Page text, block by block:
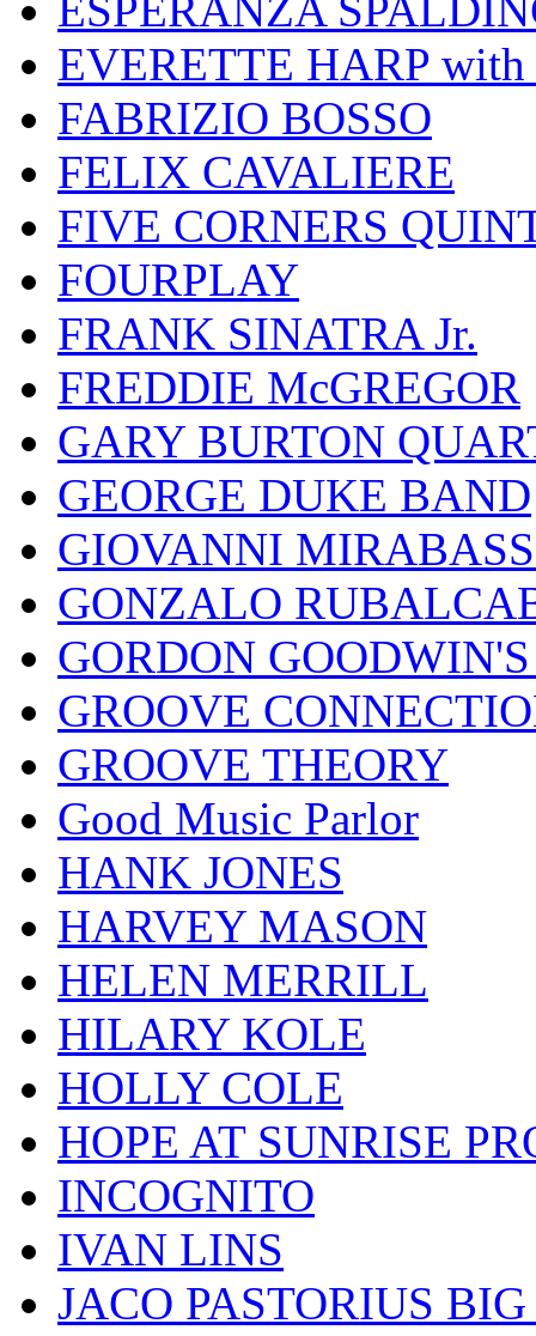
ESPERANZA
EVERETTE HARP
FABRIZIO BOSSO
FELIX CAVALIERE
FIVE CORNERS
FOURPLAY
FRANK SINATRA Jr.
FREDDIE McGREGOR
GARY BURTON
GEORGE DUKE BAND
GIOVANNI
GONZALO
GORDON
GROOVE
GROOVE THEORY
Good Music Parlor
HANK JONES
HARVEY MASON
HELEN MERRILL
HILARY KOLE
HOLLY COLE
HOPE AT SUNRISE
INCOGNITO
IVAN LINS
JACO PASTORIUS